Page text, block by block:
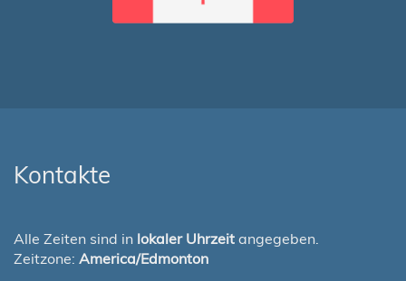
Kontakte
Alle Zeiten sind in lokaler Uhrzeit angegeben.
Zeitzone: America/Edmonton